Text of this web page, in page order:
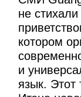
не
котором
и
язык.